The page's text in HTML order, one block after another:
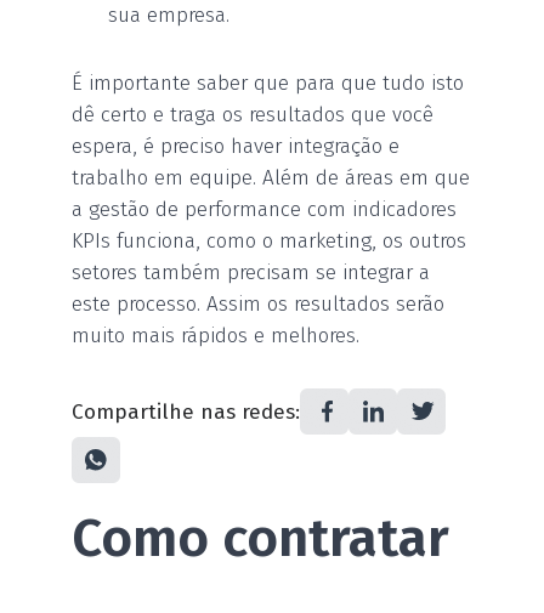
sua empresa.
É importante saber que para que tudo isto
dê certo e traga os resultados que você
espera, é preciso haver integração e
trabalho em equipe. Além de áreas em que
a gestão de performance com indicadores
KPIs funciona, como o marketing, os outros
setores também precisam se integrar a
este processo. Assim os resultados serão
muito mais rápidos e melhores.
Compartilhe nas redes:
Como contratar